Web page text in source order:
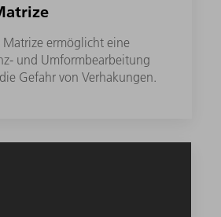
Matrize ermöglicht eine
und Umformbearbeitung
Gefahr von Verhakungen.